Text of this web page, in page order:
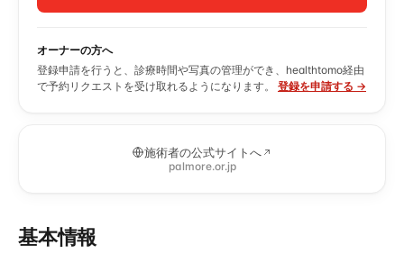
オーナーの方へ
登録申請を行うと、診療時間や写真の管理ができ、healthtomo経由
で予約リクエストを受け取れるようになります。
登録を申請する →
施術者の公式サイトへ
palmore.or.jp
基本情報